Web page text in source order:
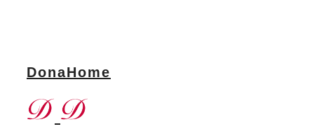
DonaHome